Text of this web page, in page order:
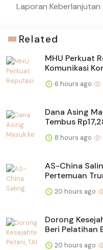
Laporan
Related
MHU Perkuat
Komunikasi
6 hours ago
Dana Asing
Tembus
8 hours ago
AS-China
Pertemuan
20 hours ago
Dorong
Beri Pelatihan
20 hours ago